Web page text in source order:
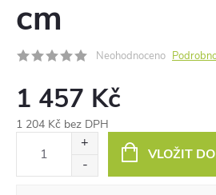
cm
Neohodnoceno
1 457 Kč
1 204 Kč bez DPH
VLOŽIT